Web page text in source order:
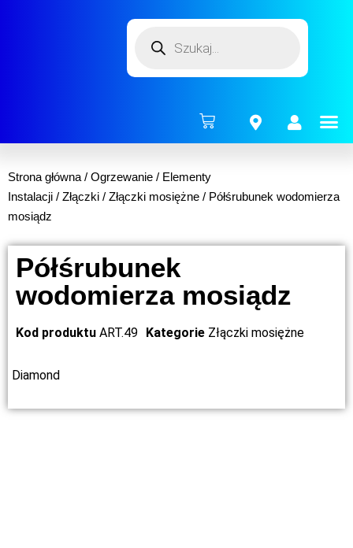
Strona główna / Ogrzewanie / Elementy
Instalacji / Złączki / Złączki mosiężne / Półśrubunek wodomierza
mosiądz
Półśrubunek
wodomierza mosiądz
Kod produktu ART.49 Kategorie Złączki mosiężne
Diamond